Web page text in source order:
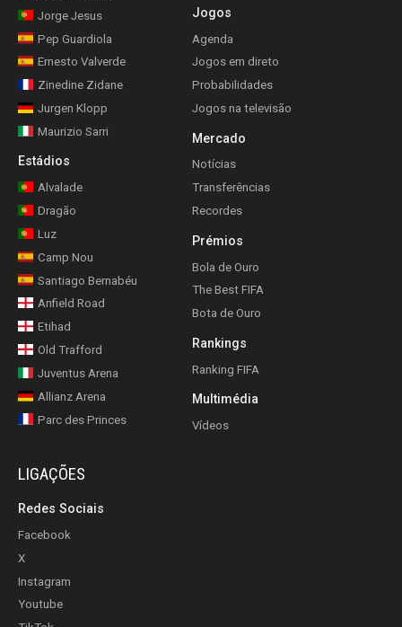
Jorge Jesus
Pep Guardiola
Ernesto Valverde
Zinedine Zidane
Jurgen Klopp
Maurizio Sarri
Estádios
Alvalade
Dragão
Luz
Camp Nou
Santiago Bernabéu
Anfield Road
Etihad
Old Trafford
Juventus Arena
Allianz Arena
Parc des Princes
Jogos
Agenda
Jogos em direto
Probabilidades
Jogos na televisão
Mercado
Notícias
Transferências
Recordes
Prémios
Bola de Ouro
The Best FIFA
Bota de Ouro
Rankings
Ranking FIFA
Multimédia
Vídeos
LIGAÇÕES
Redes Sociais
Facebook
X
Instagram
Youtube